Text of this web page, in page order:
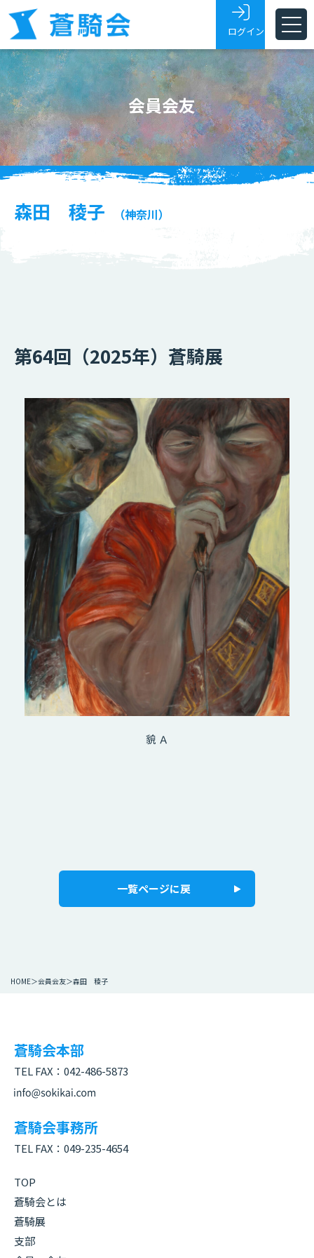
ホーム
蒼騎会とは
蒼騎展
支部
展覧会トピックス
ログイン
会員会友
森田 稜子 （神奈川）
第64回（2025年）蒼騎展
貌 Ａ
一覧ページに戻
HOME 会員会友 森田 稜子
蒼騎会本部
TEL FAX： 042-486-5873
蒼騎会事務所
TEL FAX： 049-235-4654
TOP
蒼騎会とは
蒼騎展
支部